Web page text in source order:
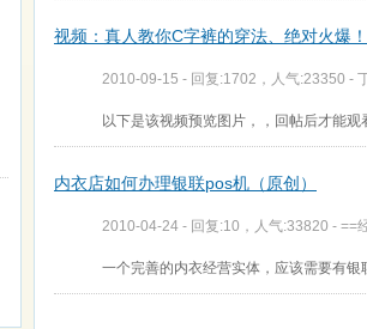
视频：真人教你C字裤的穿法、绝对火爆！
2010-09-15 - 回复:1702，人气:23350 -
以下是该视频预览图片，，回帖后才能
内衣店如何办理银联pos机（原创）
2010-04-24 - 回复:10，人气:33820 - ==
一个完善的内衣经营实体，应该需要有